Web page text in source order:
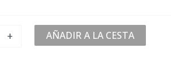
+ AÑADIR A LA CESTA